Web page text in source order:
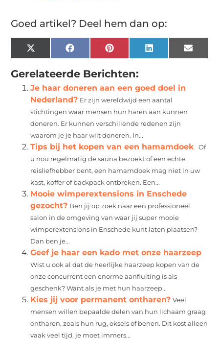
Goed artikel? Deel hem dan op:
X
(Twitter)
FacebookPinterest LinkedIn Email
Gerelateerde Berichten:
Je haar doneren aan een goed doel in
Nederland? Er zijn wereldwijd een aantal
stichtingen waar mensen hun haren aan kunnen
doneren. Er kunnen verschillende redenen zijn
waarom je je haar wilt doneren. In...
Tips bij het kopen van een hamamdoek
Of
u nou regelmatig de sauna bezoekt of een echte
reisliefhebber bent, een hamamdoek mag niet in uw
kast, koffer of backpack ontbreken. Een...
Mooie wimperextensions in Enschede
gezocht? Ben jij op zoek naar een professioneel
salon in de omgeving van waar jij super mooie
wimperextensions in Enschede kunt laten plaatsen?
Dan ben je...
Geef je haar een kado met onze haarzeep
Wist u ook al dat de heerlijke haarzeep kopen van de
onze concurrent een enorme aanfluiting is als
geschenk? Want als je met hun haarzeep...
Kies jij voor permanent ontharen? Veel
mensen willen bepaalde delen van hun lichaam graag
ontharen, zoals hun rug, oksels of benen. Dit kost alleen
vaak veel tijd, je moet immers...